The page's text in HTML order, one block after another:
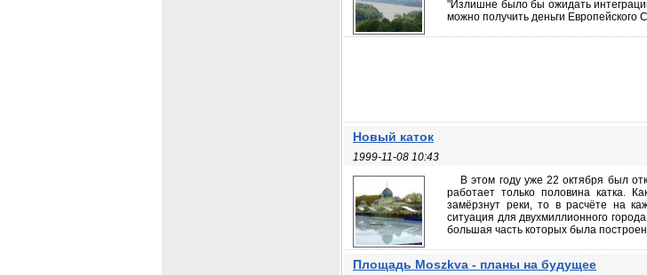
"Излишне было бы ожидать
можно получить деньги
Новый каток
1999-11-08 10:43
В этом году уже 22 октября был
работает только половина катка.
замёрзнут реки, то в расчёте на
ситуация для двухмиллионного
большая часть которых была
Площадь Moszkva - планы на будущее